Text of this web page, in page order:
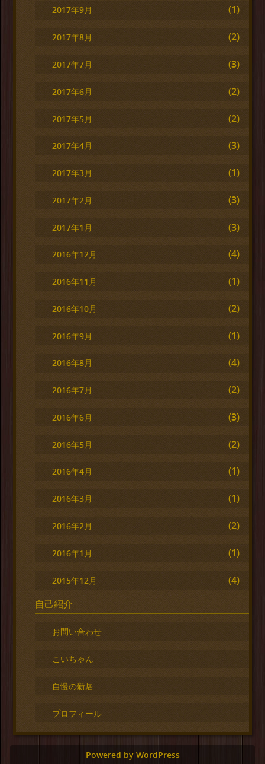
2017年9月 (1)
2017年8月 (2)
2017年7月 (3)
2017年6月 (2)
2017年5月 (2)
2017年4月 (3)
2017年3月 (1)
2017年2月 (3)
2017年1月 (3)
2016年12月 (4)
2016年11月 (1)
2016年10月 (2)
2016年9月 (1)
2016年8月 (4)
2016年7月 (2)
2016年6月 (3)
2016年5月 (2)
2016年4月 (1)
2016年3月 (1)
2016年2月 (2)
2016年1月 (1)
2015年12月
(4)
自己紹介
お問い合わせ
こいちゃん
自慢の新居
プロフィール
Powered by WordPress